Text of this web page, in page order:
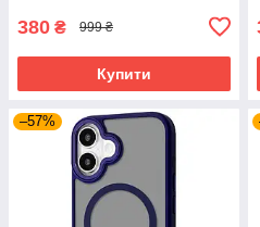
380 ₴ 999 ₴
Купити
–57%